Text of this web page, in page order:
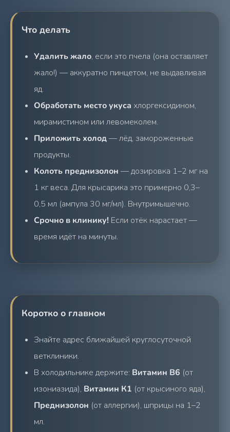
Что делать
Удалить жало, если это пчела (она оставляет
жало!) — аккуратно пинцетом, не выдавливая
яд.
Обработать место укуса хлоргексидином,
мирамистином или левомеколем.
Приложить холод— лёд, замороженные
продукты.
Колоть преднизолон — дозировка 1–2 мг на
1 кг веса. Для крысарика это примерно 0,3–
0,5 мл (ампула 30 мг/мл). Внутримышечно.
Срочно в клинику! Если отёк нарастает —
время идёт на минуты.
Коротко о главном
Знайте адрес ближайшей круглосуточной
ветклиники.
В холодильнике держите: Витамин В6 (от
изониазида), Витамин К1 (от крысиного яда),
Преднизолон (от аллергии), шприцы на 1–2
мл.